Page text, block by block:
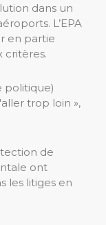
dans un
L’EPA
en partie
critères.
politique)
trop loin »,
de
ont
les litiges en